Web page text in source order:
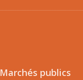
Marchés publics